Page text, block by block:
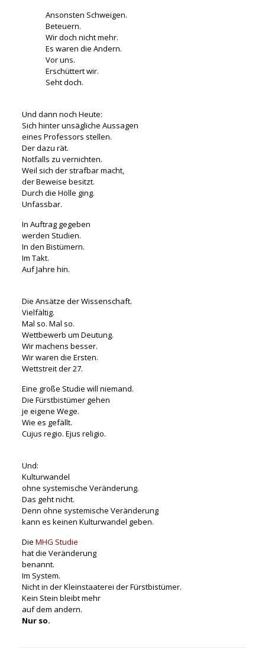
Ansonsten Schweigen.
Beteuern.
Wir doch nicht mehr.
Es waren die Andern.
Vor uns.
Erschüttert wir.
Seht doch.
Und dann noch Heute:
Sich hinter unsägliche Aussagen
eines Professors stellen.
Der dazu rät.
Notfalls zu vernichten.
Weil sich der strafbar macht,
der Beweise besitzt.
Durch die Hölle ging.
Unfassbar.
In Auftrag gegeben
werden Studien.
In den Bistümern.
Im Takt.
Auf Jahre hin.
Die Ansätze der Wissenschaft.
Vielfältig.
Mal so. Mal so.
Wettbewerb um Deutung.
Wir machens besser.
Wir waren die Ersten.
Wettstreit der 27.
Eine große Studie will niemand.
Die Fürstbistümer gehen
je eigene Wege.
Wie es gefällt.
Cujus regio. Ejus religio.
Und:
Kulturwandel
ohne systemische Veränderung.
Das geht nicht.
Denn ohne systemische Veränderung
kann es keinen Kulturwandel geben.
Die MHG Studie
hat die Veränderung
benannt.
Im System.
Nicht in der Kleinstaaterei der Fürstbistümer.
Kein Stein bleibt mehr
auf dem andern.
Nur so.